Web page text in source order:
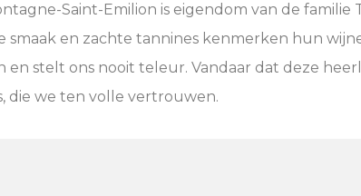
Saint-Emilion is eigendom van de familie
smaak en zachte tannines kenmerken hun
en stelt ons nooit teleur. Vandaar dat deze
die we ten volle vertrouwen.